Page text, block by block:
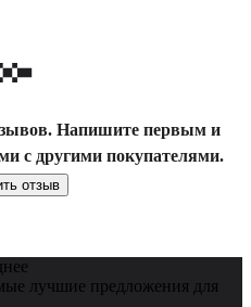
Напишите первым и
с другими покупателями.
отзыв
лучшие предложения для